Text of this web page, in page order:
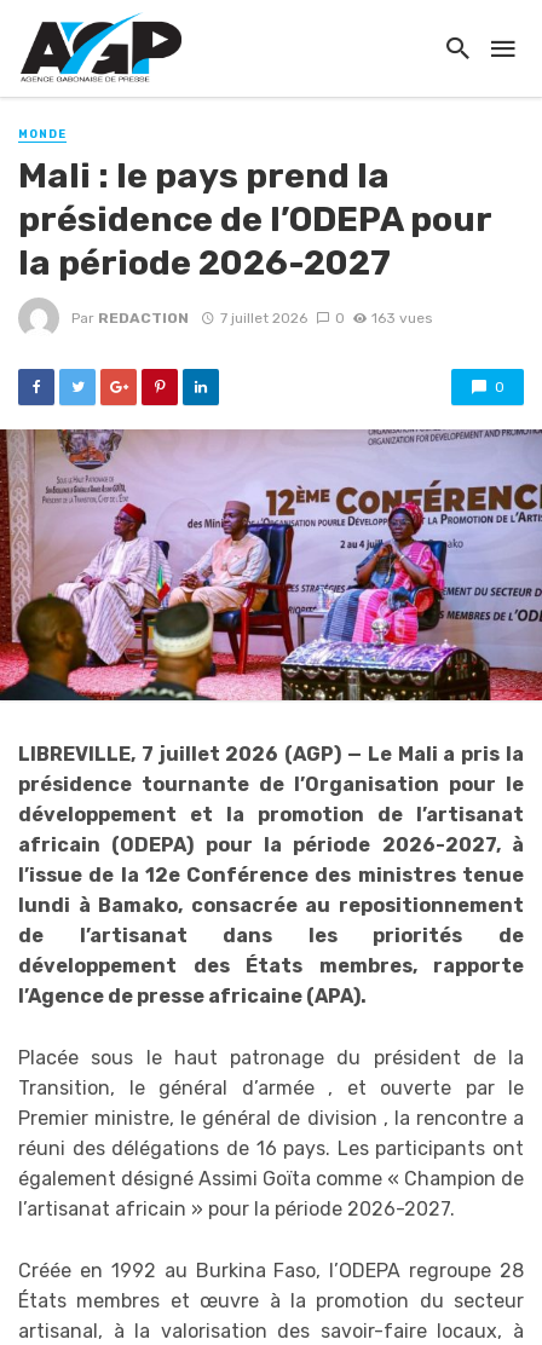
MONDE
Mali : le pays prend la
présidence de l’ODEPA pour
la période 2026-2027
Par REDACTION 7 juillet 2026 0 163 vues
0
LIBREVILLE, 7 juillet 2026 (AGP) — Le Mali a pris la
présidence tournante de l’Organisation pour le
développement et la promotion de l’artisanat
africain (ODEPA) pour la période 2026-2027, à
l’issue de la 12e Conférence des ministres tenue
lundi à Bamako, consacrée au repositionnement
de l’artisanat dans les priorités de
développement des États membres, rapporte
l’Agence de presse africaine (APA).
Placée sous le haut patronage du président de la
Transition, le général d’armée , et ouverte par le
Premier ministre, le général de division , la rencontre a
réuni des délégations de 16 pays. Les participants ont
également désigné Assimi Goïta comme « Champion de
l’artisanat africain » pour la période 2026-2027.
Créée en 1992 au Burkina Faso, l’ODEPA regroupe 28
États membres et œuvre à la promotion du secteur
artisanal, à la valorisation des savoir-faire locaux, à